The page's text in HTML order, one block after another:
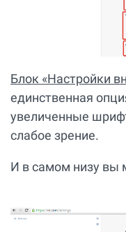
Блок «Настройки
единственная
увеличенные
слабое зрение.
И в самом низу вы